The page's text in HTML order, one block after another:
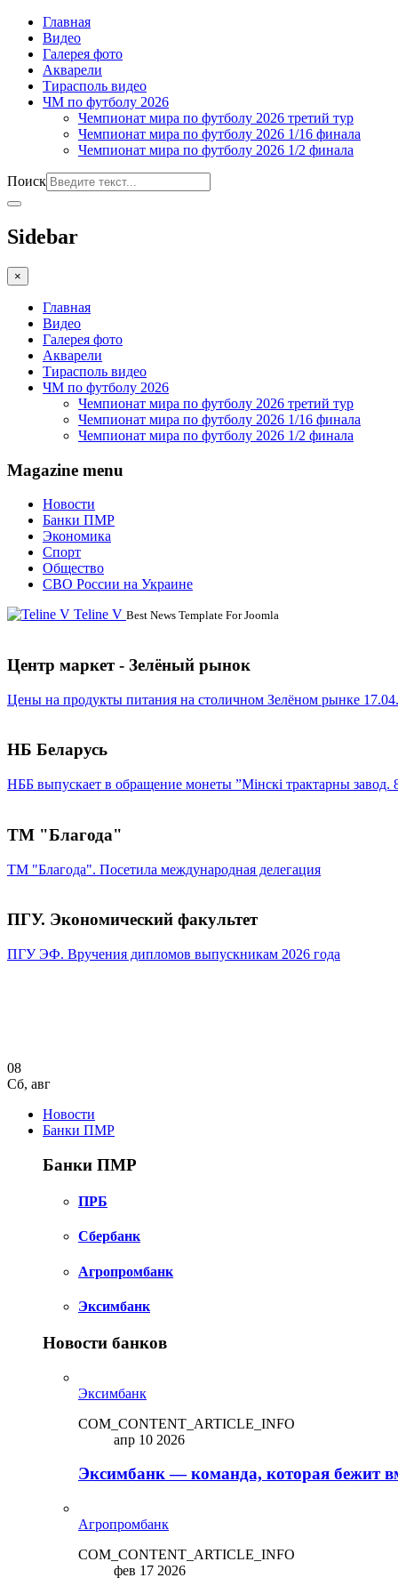
Главная
Видео
Галерея фото
Акварели
Тирасполь видео
ЧМ по футболу 2026
Чемпионат мира по футболу 2026 третий тур
Чемпионат мира по футболу 2026 1/16 финала
Чемпионат мира по футболу 2026 1/2 финала
Поиск
Sidebar
×
Главная
Видео
Галерея фото
Акварели
Тирасполь видео
ЧМ по футболу 2026
Чемпионат мира по футболу 2026 третий тур
Чемпионат мира по футболу 2026 1/16 финала
Чемпионат мира по футболу 2026 1/2 финала
Magazine menu
Новости
Банки ПМР
Экономика
Спорт
Общество
СВО России на Украине
Teline V Best News Template For Joomla
Центр маркет - Зелёный рынок
Цены на продукты питания на столичном Зелёном рынке
НБ Беларусь
НББ выпускает в обращение монеты ”Мінскі трактарны завод.
ТМ "Благода"
ТМ "Благода". Посетила международная делегация
ПГУ. Экономический факультет
ПГУ ЭФ. Вручения дипломов выпускникам 2026 года
08
Сб, авг
Новости
Банки ПМР
Банки ПМР
ПРБ
Сбербанк
Агропромбанк
Эксимбанк
Новости банков
Эксимбанк
COM_CONTENT_ARTICLE_INFO
апр 10 2026
Эксимбанк — команда, которая бежит
Агропромбанк
COM_CONTENT_ARTICLE_INFO
фев 17 2026